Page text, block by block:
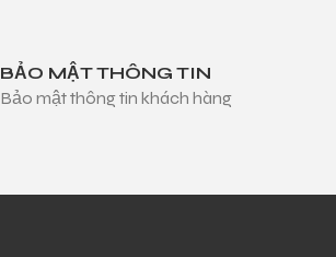
BẢO MẬT THÔNG TIN
Bảo mật thông tin khách hàng